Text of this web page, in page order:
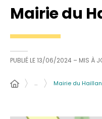
Mairie du
PUBLIÉ LE13/06/2024 – MIS À
… Mairie du Haillan